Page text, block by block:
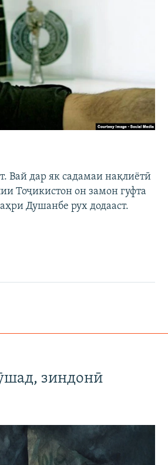
Вай дар як садамаи нақлиётӣ
Тоҷикистон он замон гуфта
Душанбе рух додааст.
зиндонӣ